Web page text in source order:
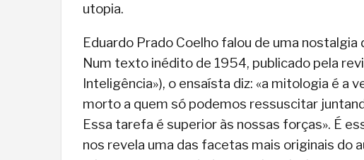
utopia.
Eduardo Prado Coelho falou de uma
Num texto inédito de 1954, publicado pela
Inteligência»), o ensaísta diz: «a mitologia é a
morto a quem só podemos ressuscitar
Essa tarefa é superior às nossas forças». É
nos revela uma das facetas mais originais do